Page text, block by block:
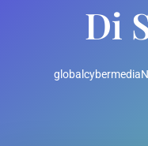
Di
globalcybermedia